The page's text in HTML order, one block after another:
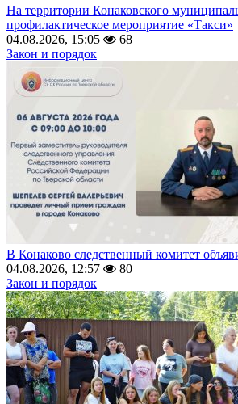
На территории Конаковского
профилактическое мероприятие «Такси»
04.08.2026, 15:05
68
Закон и порядок
В Конаково следственный комитет
04.08.2026, 12:57
80
Закон и порядок